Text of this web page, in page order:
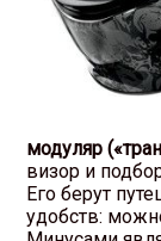
модуляр
визор и
Его берут
удобств: